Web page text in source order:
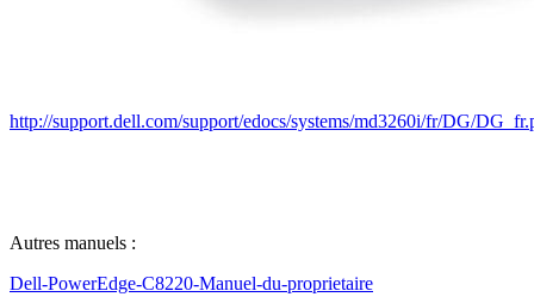
http://support.dell.com/support/edocs/systems/md3260i/fr/DG/
Autres manuels :
Dell-PowerEdge-C8220-Manuel-du-proprietaire